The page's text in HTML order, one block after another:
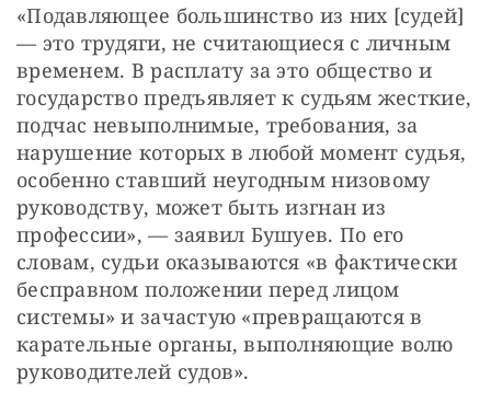
«Подавляющее большинство из них [судей]
— это трудяги, не считающиеся с личным
временем. В расплату за это общество и
государство предъявляет к судьям жесткие,
подчас невыполнимые, требования, за
нарушение которых в любой момент судья,
особенно ставший неугодным низовому
руководству, может быть изгнан из
профессии», — заявил Бушуев. По его
словам, судьи оказываются «в фактически
бесправном положении перед лицом
системы» и зачастую «превращаются в
карательные органы, выполняющие волю
руководителей судов».